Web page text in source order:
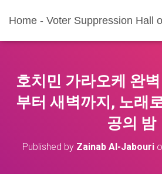
Home - Voter Suppression Hall
호치민 가라오케 완
부터 새벽까지, 노래
공의 밤
Published by Zainab Al-Jabouri